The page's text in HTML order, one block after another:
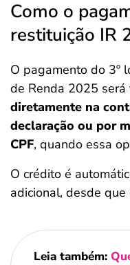
Como o
restituição IR
O pagamento do 3º
de Renda 2025
diretamente na
declaração ou por
CPF, quando essa
O crédito é
adicional, desde
Leia também: